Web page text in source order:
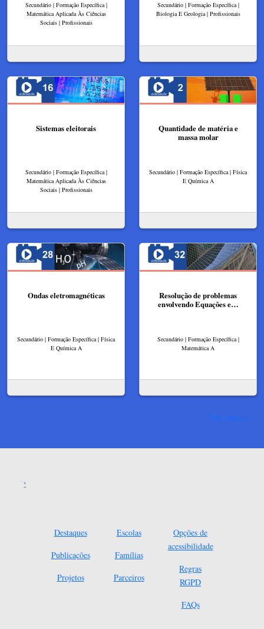
Secundário | Formação Específica |
Matemática Aplicada Às Ciências
Sociais | Profissionais
Secundário | Formação Específica |
Biologia E Geologia | Profissionais
Sistemas eleitorais
Secundário | Formação Específica |
Matemática Aplicada Às Ciências
Sociais | Profissionais
Quantidade de matéria e
massa molar
Secundário | Formação Específica | Física
E Química A
Ondas eletromagnéticas
Secundário | Formação Específica | Física
E Química A
Resolução de problemas
envolvendo Equações e…
Secundário | Formação Específica |
Matemática A
Ver mais
Destaques
Publicações
Projetos
Escolas
Famílias
Parceiros
Opções de
acessibilidade
Regras
RGPD
FAQs